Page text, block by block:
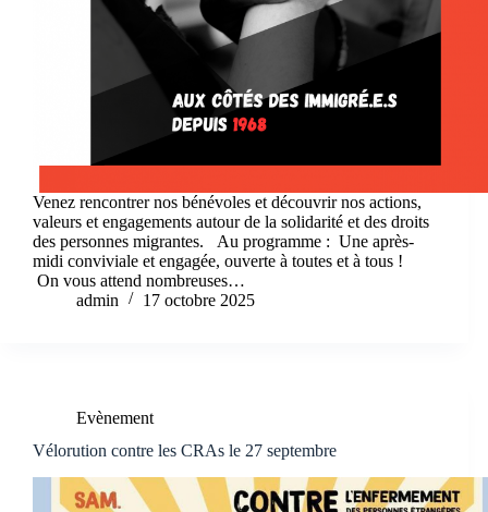
Venez rencontrer nos bénévoles et découvrir nos actions,
valeurs et engagements autour de la solidarité et des droits
des personnes migrantes. Au programme : Une après-
midi conviviale et engagée, ouverte à toutes et à tous !
On vous attend nombreuses…
admin
17 octobre 2025
Evènement
Vélorution contre les CRAs le 27 septembre